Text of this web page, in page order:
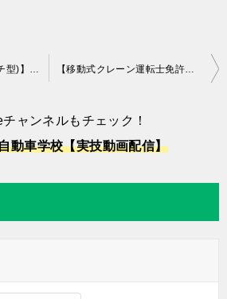
ャンネルもチェック！
動車学校【実技動画配信】